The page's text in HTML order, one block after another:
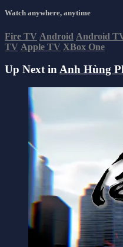
Watch anywhere, anytime
Fire TV Android Android
TV Apple TV XBox One
Up Next inAnh Hùng